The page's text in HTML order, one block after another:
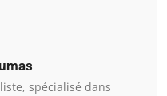
spécialisé dans